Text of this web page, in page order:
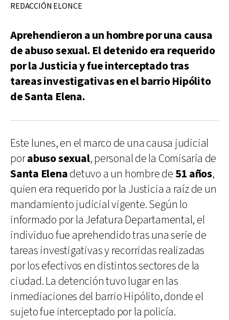
REDACCIÓN ELONCE
Aprehendieron a un hombre por una causa
de abuso sexual. El detenido era requerido
por la Justicia y fue interceptado tras
tareas investigativas en el barrio Hipólito
de Santa Elena.
Este lunes, en el marco de una causa judicial
porabuso sexual, personal de la Comisaría de
Santa Elenadetuvo a un hombre de 51 años,
quien era requerido por la Justicia a raíz de un
mandamiento judicial vigente. Según lo
informado por la Jefatura Departamental, el
individuo fue aprehendido tras una serie de
tareas investigativas y recorridas realizadas
por los efectivos en distintos sectores de la
ciudad. La detención tuvo lugar en las
inmediaciones del barrio Hipólito, donde el
sujeto fue interceptado por la policía.